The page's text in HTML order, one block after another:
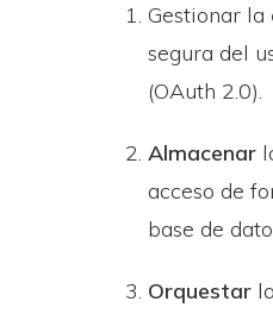
Gestionar la
segura del
(OAuth 2.0).
Almacenar
acceso de
base de
Orquestar